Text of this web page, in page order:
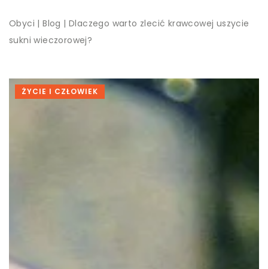
Obyci |Blog |Dlaczego warto zlecić krawcowej uszycie
sukni wieczorowej?
ŻYCIE I CZŁOWIEK